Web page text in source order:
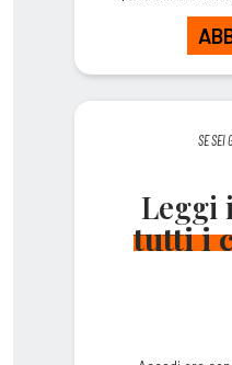
SE SEI
Leggi
tutti i